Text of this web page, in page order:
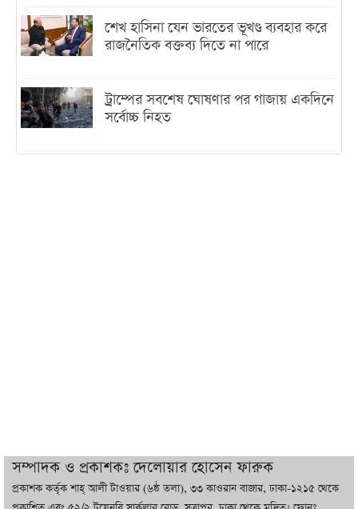
শেখ হাসিনা যেন ভারতের ভূখণ্ড ব্যবহার করে
রাজনৈতিক বক্তব্য দিতে না পারে
ট্রাম্পের সবশেষ ঘোষণার পর গাজায় একদিনে
সর্বোচ্চ নিহত
দুবাইয়ে বেনজীরের জামিন বাতিল করতে ল
ফার্ম নিয়োগ করেছে সরকার
সম্পাদক ও প্রকাশকঃ দেলোয়ার হোসেন ফারুক
প্রকাশক কর্তৃক শাহ্ আলী টাওয়ার (৬ষ্ঠ তলা), ৩৩ কাওরান বাজার, ঢাকা-১২১৫ থেকে